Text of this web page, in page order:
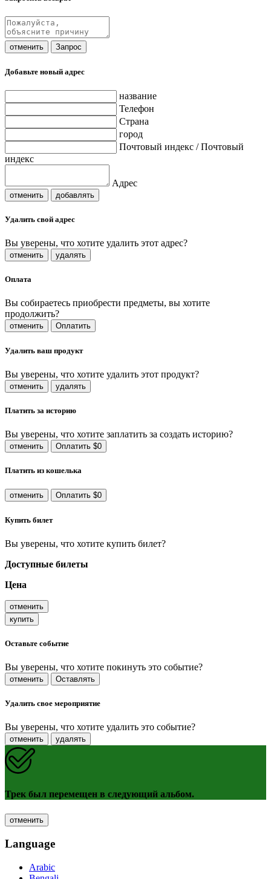
отменить Запрос
Добавьте новый адрес
название
Телефон
Страна
город
Почтовый индекс / Почтовый
индекс
Адрес
отменить добавлять
Удалить свой адрес
Вы уверены, что хотите удалить этот адрес?
отменить удалять
Оплата
Вы собираетесь приобрести предметы, вы хотите
продолжить?
отменить Оплатить
Удалить ваш продукт
Вы уверены, что хотите удалить этот продукт?
отменить удалять
Платить за историю
Вы уверены, что хотите заплатить за создать историю?
отменить Оплатить $0
Платить из кошелька
отменить Оплатить $0
Купить билет
Вы уверены, что хотите купить билет?
Доступные билеты
Цена
отменить
купить
Оставьте событие
Вы уверены, что хотите покинуть это событие?
отменить Оставлять
Удалить свое мероприятие
Вы уверены, что хотите удалить это событие?
отменить удалять
Трек был перемещен в следующий альбом.
отменить
Language
Arabic